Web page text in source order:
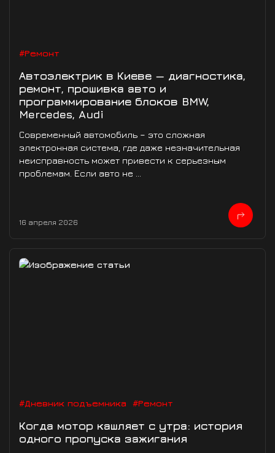
#Ремонт
Автоэлектрик в Киеве — диагностика,
ремонт, прошивка авто и
программирование блоков BMW,
Mercedes, Audi
Современный автомобиль – это сложная
электронная система, где даже незначительная
неисправность может привести к серьезным
проблемам. Если авто не ...
16 апреля 2026
#Дневник подъемника #Ремонт
Когда мотор кашляет с утра: история
одного пропуска зажигания